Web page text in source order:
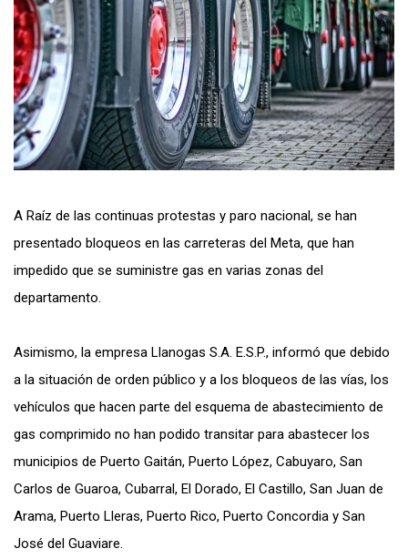
A Raíz de las continuas protestas y paro nacional, se han
presentado bloqueos en las carreteras del Meta, que han
impedido que se suministre gas en varias zonas del
departamento.
Asimismo, la empresa Llanogas S.A. E.S.P., informó que debido
a la situación de orden público y a los bloqueos de las vías, los
vehículos que hacen parte del esquema de abastecimiento de
gas comprimido no han podido transitar para abastecer los
municipios de Puerto Gaitán, Puerto López, Cabuyaro, San
Carlos de Guaroa, Cubarral, El Dorado, El Castillo, San Juan de
Arama, Puerto Lleras, Puerto Rico, Puerto Concordia y San
José del Guaviare.